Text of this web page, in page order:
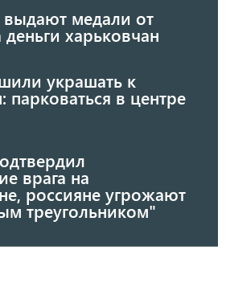
медали от
деньги харьковчан
украшать к
парковаться в центре
врага на
россияне угрожают
треугольником"